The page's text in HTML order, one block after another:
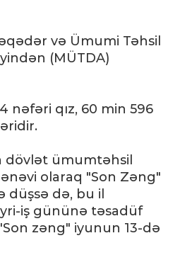
və Ümumi Təhsil
(MÜTDA)
nəfəri qız, 60 min 596
dövlət ümumtəhsil
olaraq "Son Zəng"
düşsə də, bu il
iş gününə təsadüf
zəng" iyunun 13-də